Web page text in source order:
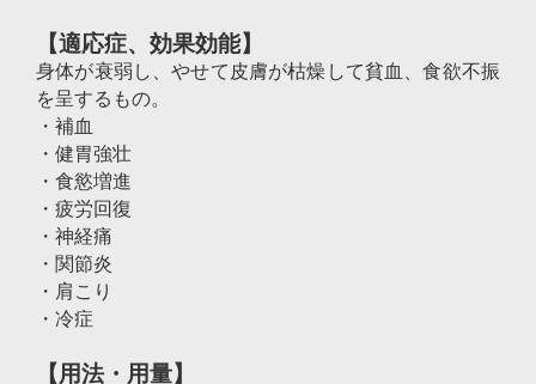
【適応症、効果効能】
身体が衰弱し、やせて皮膚が枯燥して貧血、食欲不振
を呈するもの。
・補血
・健胃強壮
・食慾増進
・疲労回復
・神経痛
・関節炎
・肩こり
・冷症
【用法・用量】